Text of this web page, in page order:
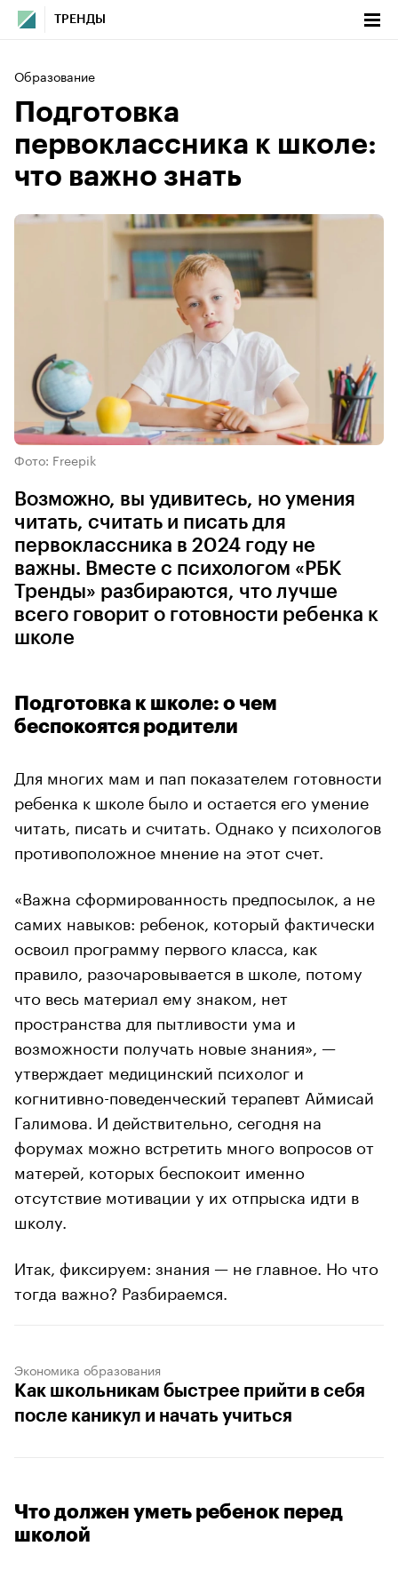
ТРЕНДЫ
Образование
Подготовка
первоклассника к школе:
что важно знать
Фото: Freepik
Возможно, вы удивитесь, но умения
читать, считать и писать для
первоклассника в 2024 году не
важны. Вместе с психологом «РБК
Тренды» разбираются, что лучше
всего говорит о готовности ребенка к
школе
Подготовка к школе: о чем
беспокоятся родители
Для многих мам и пап показателем готовности
ребенка к школе было и остается его умение
читать, писать и считать. Однако у психологов
противоположное мнение на этот счет.
«Важна сформированность предпосылок, а не
самих навыков: ребенок, который фактически
освоил программу первого класса, как
правило, разочаровывается в школе, потому
что весь материал ему знаком, нет
пространства для пытливости ума и
возможности получать новые знания», —
утверждает медицинский психолог и
когнитивно-поведенческий терапевт Аймисай
Галимова. И действительно, сегодня на
форумах можно встретить много вопросов от
матерей, которых беспокоит именно
отсутствие мотивации у их отпрыска идти в
школу.
Итак, фиксируем: знания — не главное. Но что
тогда важно? Разбираемся.
Экономика образования
Как школьникам быстрее прийти в себя
после каникул и начать учиться
Что должен уметь ребенок перед
школой